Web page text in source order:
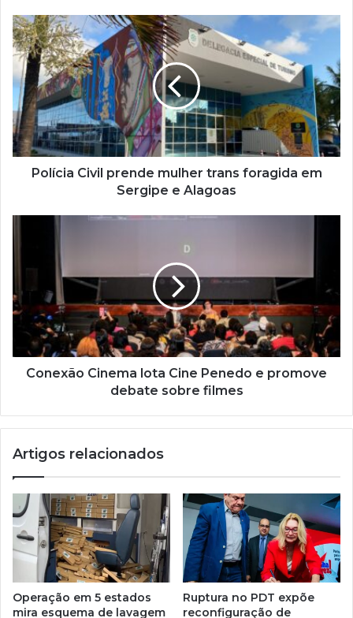
Polícia Civil prende mulher trans foragida em
Sergipe e Alagoas
Conexão Cinema lota Cine Penedo e promove
debate sobre filmes
Artigos relacionados
Operação em 5 estados
mira esquema de lavagem
Ruptura no PDT expõe
reconfiguração de